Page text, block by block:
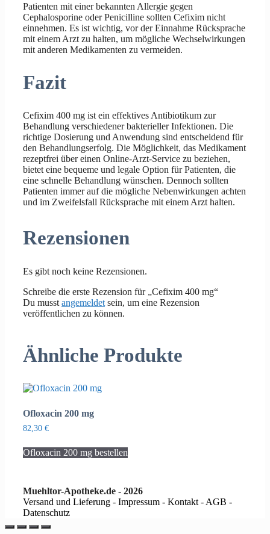
Patienten mit einer bekannten Allergie gegen
Cephalosporine oder Penicilline sollten Cefixim nicht
einnehmen. Es ist wichtig, vor der Einnahme Rücksprache
mit einem Arzt zu halten, um mögliche Wechselwirkungen
mit anderen Medikamenten zu vermeiden.
Fazit
Cefixim 400 mg ist ein effektives Antibiotikum zur
Behandlung verschiedener bakterieller Infektionen. Die
richtige Dosierung und Anwendung sind entscheidend für
den Behandlungserfolg. Die Möglichkeit, das Medikament
rezeptfrei über einen Online-Arzt-Service zu beziehen,
bietet eine bequeme und legale Option für Patienten, die
eine schnelle Behandlung wünschen. Dennoch sollten
Patienten immer auf die mögliche Nebenwirkungen achten
und im Zweifelsfall Rücksprache mit einem Arzt halten.
Rezensionen
Es gibt noch keine Rezensionen.
Schreibe die erste Rezension für „Cefixim 400 mg“
Du musst angemeldet sein, um eine Rezension
veröffentlichen zu können.
Ähnliche Produkte
Ofloxacin 200 mg
82,30 €
Ofloxacin 200 mg bestellen
Muehltor-Apotheke.de - 2026
Versand und Lieferung - Impressum - Kontakt - AGB -
Datenschutz